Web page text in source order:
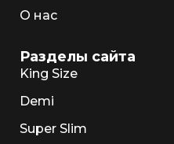
О нас
Разделы сайта
King Size
Demi
Super Slim